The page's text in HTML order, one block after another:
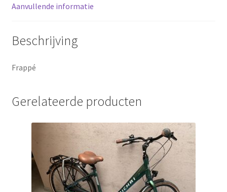
Terugbetaal- en retourneringsbeleid
winkelmandje
Aanvullende informatie
Beschrijving
Frappé
Gerelateerde producten